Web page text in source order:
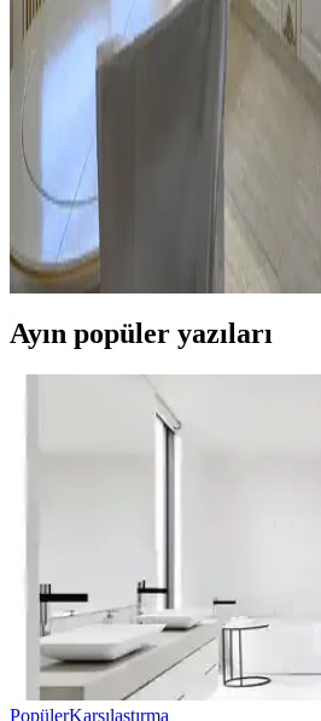
Mutfaktaki boş alanlar, mobilya seçimi
dinlenme veya sosyal alanlara
düzenlemelerle fonksiyonel ve estetik
mümkündür.
Mutfak Pencereleri İçin Estetik
Perde ile Jaluzi Seçenekleri
Mutfak pencereleri için perde ve jaluzi
durumu, kullanım alışkanlıkları ve
Roman storlar, bambu jaluziler ve
fonksiyonel çözümler sunar.
Ayın popüler yazıları
PopülerKarşılaştırma